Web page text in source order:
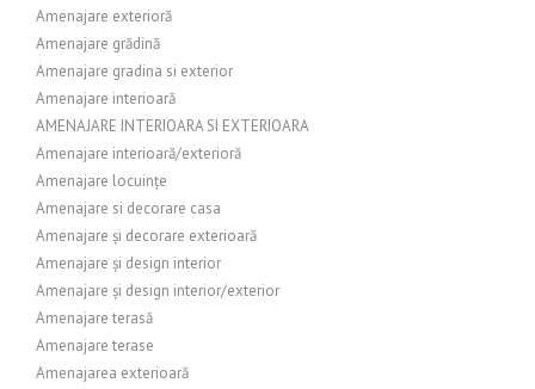
Amenajare exterioră
Amenajare grădină
Amenajare gradina si exterior
Amenajare interioară
AMENAJARE INTERIOARA SI EXTERIOARA
Amenajare interioară/exterioră
Amenajare locuințe
Amenajare si decorare casa
Amenajare și decorare exterioară
Amenajare și design interior
Amenajare și design interior/exterior
Amenajare terasă
Amenajare terase
Amenajarea exterioară